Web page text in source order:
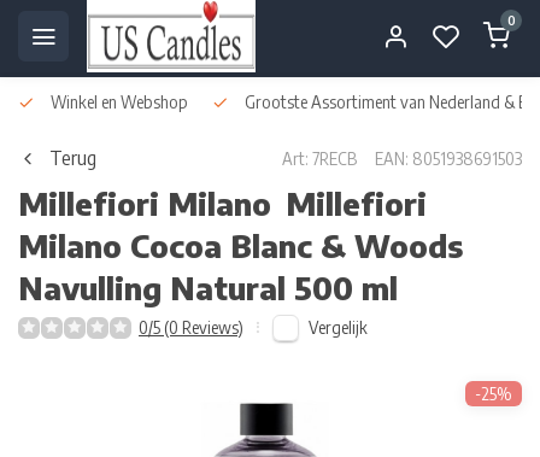
0
Winkel en Webshop Grootste Assortiment van Nederland &
Terug Art: 7RECB EAN: 8051938691503
Millefiori Milano Millefiori
Milano Cocoa Blanc & Woods
Navulling Natural 500 ml
0/5 (0 Reviews) Vergelijk
-25%